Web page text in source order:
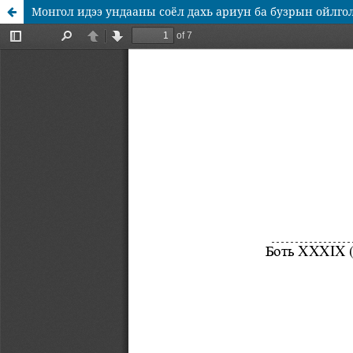
Монгол идээ ундааны соёл дахь ариун ба бузрын